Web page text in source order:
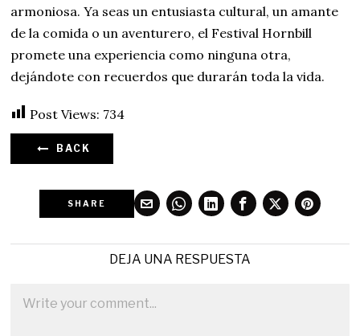
armoniosa. Ya seas un entusiasta cultural, un amante
de la comida o un aventurero, el Festival Hornbill
promete una experiencia como ninguna otra,
dejándote con recuerdos que durarán toda la vida.
Post Views: 734
BACK
SHARE
DEJA UNA RESPUESTA